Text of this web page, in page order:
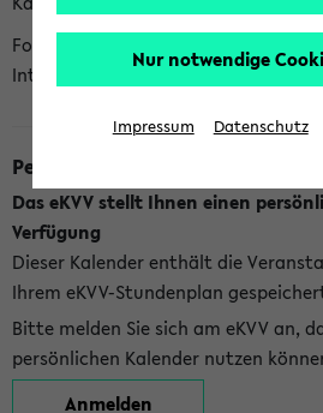
Folgende Kalender bietet Ihnen das
Integration an:
Persönlicher Kalender
Das eKVV stellt Ihnen einen
Verfügung
Dieser Kalender enthält die
Ihrem eKVV-Stundenplan
Bitte melden Sie sich am eKVV an,
persönlichen Kalender nutzen
Anmelden
Nur notwendige
Impressum Datenschutz